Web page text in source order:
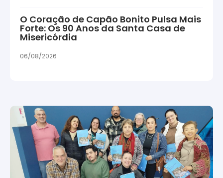
O Coração de Capão Bonito Pulsa Mais
Forte: Os 90 Anos da Santa Casa de
Misericórdia
06/08/2026